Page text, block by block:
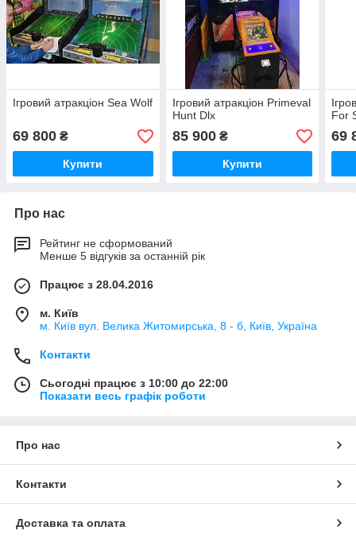
Ігровий атракціон Sea Wolf
69 800 ₴
Купити
Ігровий атракціон Primeval
Hunt Dlx
85 900₴
Купити
For
69
Про нас
Рейтинг не сформований
Менше 5 відгуків за останній рік
Працює з 28.04.2016
м. Київ
м. Київ вул. Велика Житомирська, 8 - б, Київ, Україна
Контакти
Сьогодні працює з 10:00 до 22:00
Показати весь графік роботи
Про нас
Контакти
Доставка та оплата